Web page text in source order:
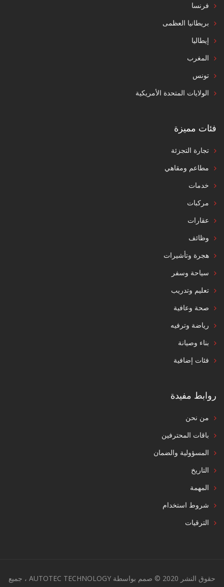
فرنسا
بريطانيا العظمى
إيطاليا
المغرب
تونس
الولايات المتحدة الأمريكية
فئات مميزة
تجارة التجزئة
مطاعم ومقاهي
خدمات
مركبات
عقارات
وظائف
هجرة وتأشيرات
سياحة وسفر
تعليم وتدريب
صحة وعافية
رياضة وترفيه
بناء وصيانة
فئات إضافية
روابط مفيدة
من نحن
باقات المحترفين
المسؤولية والضمان
التاريخ
المهمة
شروط استخدام
الترقيات
حقوق النشر 2020 © صمم بواسطة AUTOTEC TECHNOLOGY ، جميع